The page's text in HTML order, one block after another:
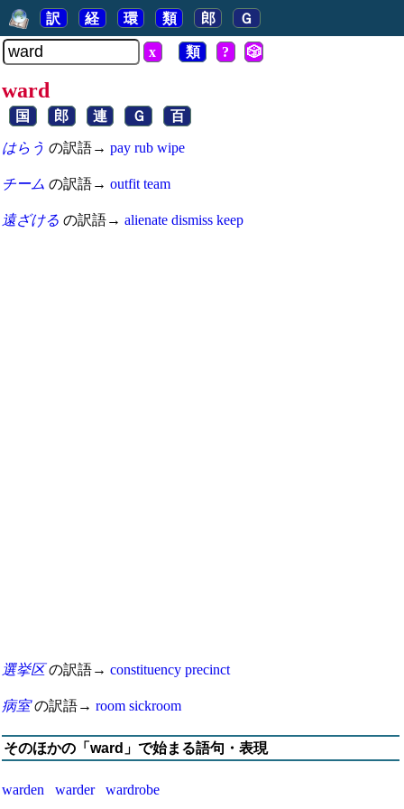
訳 経 環 類 郎 Ｇ
x 類 ? 🎲
ward
国 郎 連 Ｇ 百
はらう の訳語→ pay rub wipe
チーム の訳語→ outfit team
遠ざける の訳語→ alienate dismiss keep
選挙区の訳語→ constituency precinct
病室の訳語→ room sickroom
そのほかの「ward」で始まる語句・表現
warden warder wardrobe